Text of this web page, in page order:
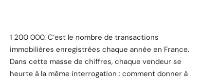
1 200 000. C’est le nombre de transactions
immobilières enregistrées chaque année en France.
Dans cette masse de chiffres, chaque vendeur se
heurte à la même interrogation : comment donner à